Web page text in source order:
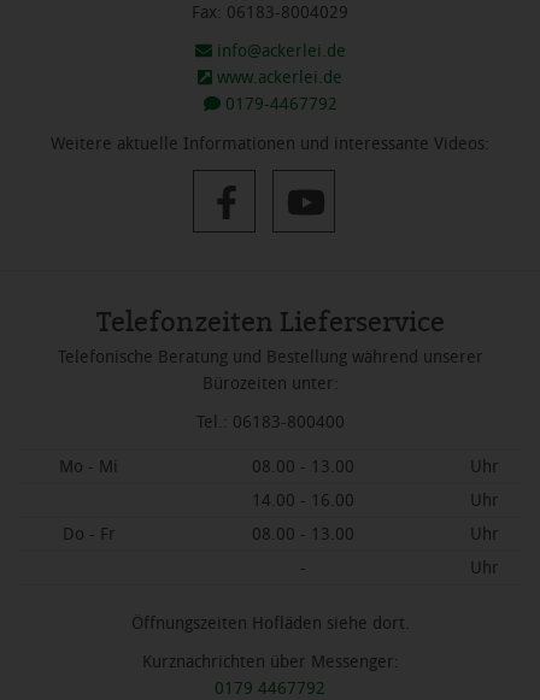
Fax: 06183-8004029
info@ackerlei.de
www.ackerlei.de
0179-4467792
Weitere aktuelle Informationen und interessante Videos:
Telefonzeiten Lieferservice
Telefonische Beratung und Bestellung während unserer
Bürozeiten unter:
Tel.: 06183-800400
Mo - Mi 08.00 - 13.00
Uhr
14.00 - 16.00
Uhr
Do - Fr
08.00 - 13.00
Uhr
-
Uhr
Öffnungszeiten Hofläden siehe dort.
Kurznachrichten über Messenger:
0179 4467792